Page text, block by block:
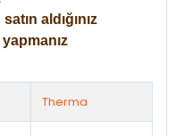
aldığınız
Therma